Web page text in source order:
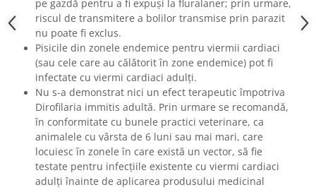
pe gazdă pentru a fi expuși la fluralaner; prin urmare,
riscul de transmitere a bolilor transmise prin parazit
nu poate fi exclus.
Pisicile din zonele endemice pentru viermii cardiaci
(sau cele care au călătorit în zone endemice) pot fi
infectate cu viermi cardiaci adulți.
Nu s-a demonstrat nici un efect terapeutic împotriva
Dirofilaria immitis adultă. Prin urmare se recomandă,
în conformitate cu bunele practici veterinare, ca
animalele cu vârsta de 6 luni sau mai mari, care
locuiesc în zonele în care există un vector, să fie
testate pentru infecțiile existente cu viermi cardiaci
adulți înainte de aplicarea produsului medicinal